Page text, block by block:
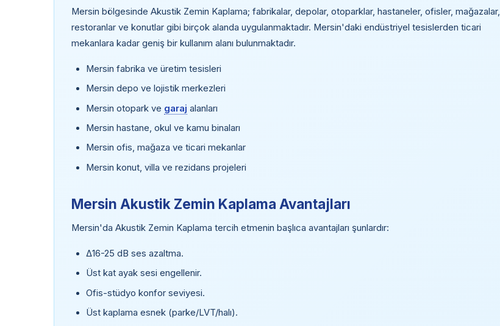
Mersin bölgesinde Akustik Zemin Kaplama; fabrikalar, depolar, otoparklar, hastaneler, ofisler, mağazalar,
restoranlar ve konutlar gibi birçok alanda uygulanmaktadır. Mersin'daki endüstriyel tesislerden ticari
mekanlara kadar geniş bir kullanım alanı bulunmaktadır.
Mersin fabrika ve üretim tesisleri
Mersin depo ve lojistik merkezleri
Mersin otopark ve garaj alanları
Mersin hastane, okul ve kamu binaları
Mersin ofis, mağaza ve ticari mekanlar
Mersin konut, villa ve rezidans projeleri
Mersin Akustik Zemin Kaplama Avantajları
Mersin'da Akustik Zemin Kaplama tercih etmenin başlıca avantajları şunlardır:
Δ16-25 dB ses azaltma.
Üst kat ayak sesi engellenir.
Ofis-stüdyo konfor seviyesi.
Üst kaplama esnek (parke/LVT/halı).